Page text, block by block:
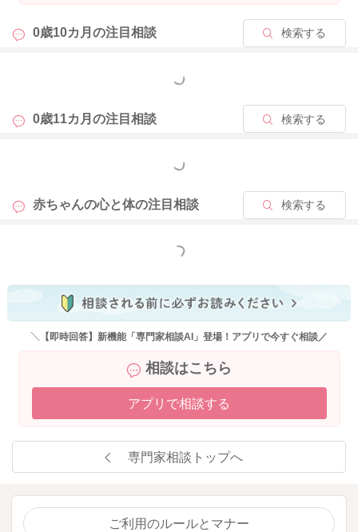
嘔吐の頻度が増えてきたり、食欲もなくなる、水分も取りにく
いなどありましたら、再度かかりつけの先生へご相談いただけ
0歳10カ月の注目相談 検索する
もっと見る
0歳11カ月の注目相談 検索する
もっと見る
赤ちゃんの心と体の注目相談 検索する
もっと見る
＼【即時回答】新機能「専門家相談AI」登場！アプリで今すぐ相談／
相談はこちら
アプリで相談する
専門家相談トップへ
ご利用のルールとマナー